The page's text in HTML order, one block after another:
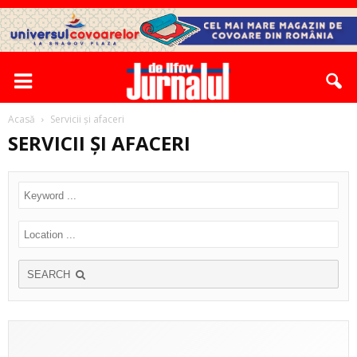
Acasă Servicii și afaceri
SERVICII ȘI AFACERI
SEARCH